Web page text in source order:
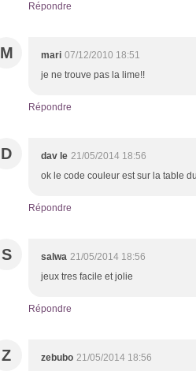
Répondre
M mari 07/12/2010 18:51
je ne trouve pas la lime!!
Répondre
D dav le 21/05/2014 18:56
ok le code couleur est sur la table
Répondre
S salwa 21/05/2014 18:56
jeux tres facile et jolie
Répondre
Z zebubo 21/05/2014 18:56